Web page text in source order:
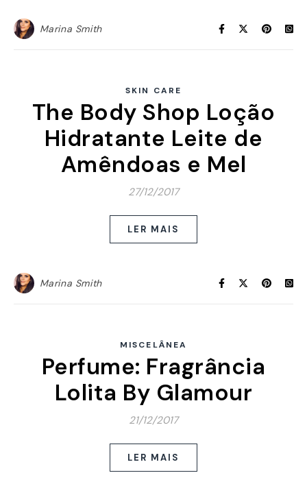
Marina Smith
SKIN CARE
The Body Shop Loção
Hidratante Leite de
Amêndoas e Mel
27/12/2017
LER MAIS
Marina Smith
MISCELÂNEA
Perfume: Fragrância
Lolita By Glamour
21/12/2017
LER MAIS